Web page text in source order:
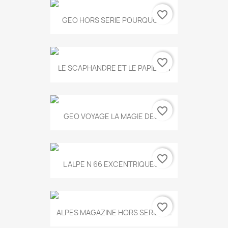
GEO HORS SERIE POURQUOI...
favorite_border
LE SCAPHANDRE ET LE PAPILLON
favorite_border
GEO VOYAGE LA MAGIE DES...
favorite_border
L ALPE N 66 EXCENTRIQUES...
favorite_border
ALPES MAGAZINE HORS SERIE N...
favorite_border